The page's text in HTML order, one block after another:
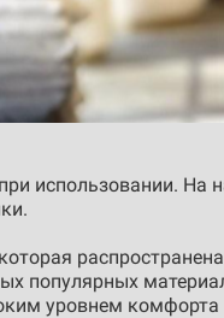
использовании. На
популярных
уровнем